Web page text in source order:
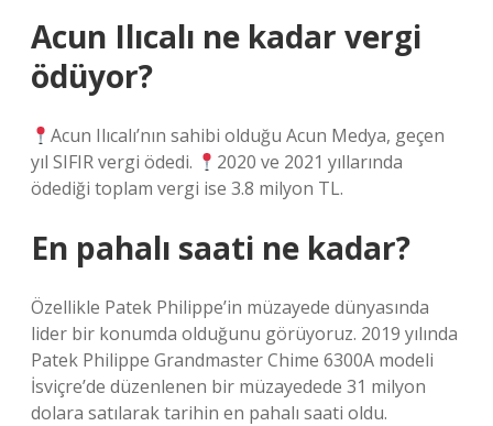
Acun Ilıcalı ne kadar vergi
ödüyor?
Acun Ilıcalı’nın sahibi olduğu Acun Medya, geçen
yıl SIFIR vergi ödedi.
2020 ve 2021 yıllarında
ödediği toplam vergi ise 3.8 milyon TL.
En pahalı saati ne kadar?
Özellikle Patek Philippe’in müzayede dünyasında
lider bir konumda olduğunu görüyoruz. 2019 yılında
Patek Philippe Grandmaster Chime 6300A modeli
İsviçre’de düzenlenen bir müzayedede 31 milyon
dolara satılarak tarihin en pahalı saati oldu.